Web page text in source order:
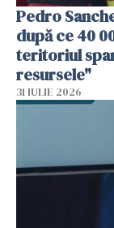
Pedro
după ce 40
teritoriul
resursele"
31 IULIE 2026